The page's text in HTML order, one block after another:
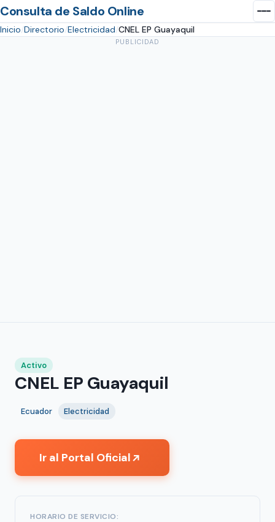
Consulta de Saldo Online
Inicio Directorio Electricidad CNEL EP Guayaquil
PUBLICIDAD
Activo
CNEL EP Guayaquil
Ecuador Electricidad
Ir al Portal Oficial↗
HORARIO DE SERVICIO: